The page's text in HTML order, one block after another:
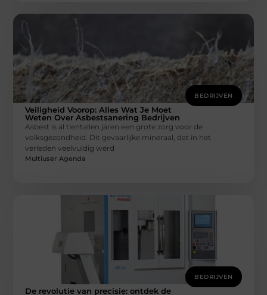
BEDRIJVEN
Veiligheid Voorop: Alles Wat Je Moet
Weten Over Asbestsanering Bedrijven
Asbest is al tientallen jaren een grote zorg voor de
volksgezondheid. Dit gevaarlijke mineraal, dat in het
verleden veelvuldig werd
Multiuser Agenda
BEDRIJVEN
De revolutie van precisie: ontdek de